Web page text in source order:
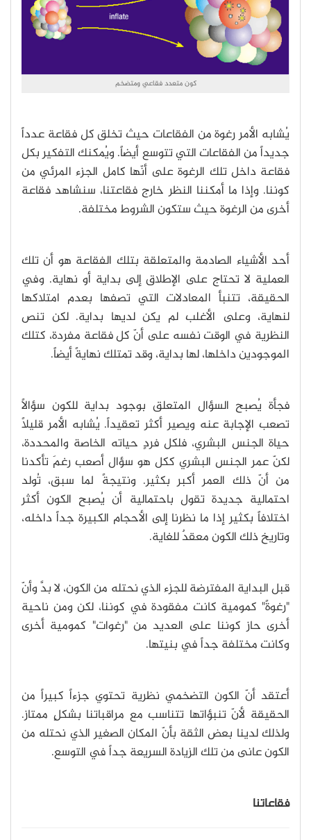
كون متعدد فقاعي ومتضخم
يُشابه الأمر رغوة من الفقاعات حيث تخلق كل فقاعة عدداً
جديداً من الفقاعات التي تتوسع أيضاً. ويُمكنك التفكير بكل
فقاعة داخل تلك الرغوة على أنّها كامل الجزء المرئي من
كوننا. وإذا ما أمكننا النظر خارج فقاعتنا، سنشاهد فقاعة
أخرى من الرغوة حيث ستكون الشروط مختلفة.
أحد الأشياء الصادمة والمتعلقة بتلك الفقاعة هو أن تلك
العملية لا تحتاج على الإطلاق إلى بداية أو نهاية. وفي
الحقيقة، تتنبأ المعادلات التي تصفها بعدم امتلاكها
لنهاية، وعلى الأغلب لم يكن لديها بداية. لكن تنص
النظرية في الوقت نفسه على أنّ كل فقاعة مفردة، كتلك
الموجودين داخلها، لها بداية، وقد تمتلك نهايةً أيضاً.
فجأة يُصبح السؤال المتعلق بوجود بداية للكون سؤالاً
تصعب الإجابة عنه ويصير أكثر تعقيداً. يُشابه الأمر قليلاً
حياة الجنس البشري، فلكل فردٍ حياته الخاصة والمحددة،
لكنّ عمر الجنس البشري ككل هو سؤال أصعب رغمَ تأكدنا
من أنّ ذلك العمر أكبر بكثير. ونتيجةً لما سبق، تُولد
احتمالية جديدة تقول باحتمالية أن يُصبح الكون أكثر
اختلافاً بكثير إذا ما نظرنا إلى الأحجام الكبيرة جداً داخله،
وتاريخ ذلك الكون معقدٌ للغاية.
قبل البداية المفترضة للجزء الذي نحتله من الكون، لا بدَّ وأنّ
"رغوةً" كمومية كانت مفقودة في كوننا، لكن ومن ناحية
أخرى حاز كوننا على العديد من "رغوات" كمومية أخرى
وكانت مختلفة جداً في بنيتها.
أعتقد أنّ الكون التضخمي نظرية تحتوي جزءاً كبيراً من
الحقيقة لأنّ تنبؤاتها تتناسب مع مراقباتنا بشكلٍ ممتاز.
ولذلك لدينا بعض الثقة بأنّ المكان الصغير الذي نحتله من
الكون عانى من تلك الزيادة السريعة جداً في التوسع.
فقاعاتنا